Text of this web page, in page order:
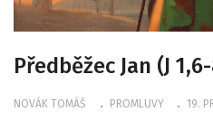
Předběžec Jan (J
NOVÁK TOMÁŠ PROMLUVY 19.